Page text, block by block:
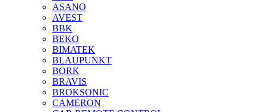
ASANO
AVEST
BBK
BEKO
BIMATEK
BLAUPUNKT
BORK
BRAVIS
BROKSONIC
CAMERON